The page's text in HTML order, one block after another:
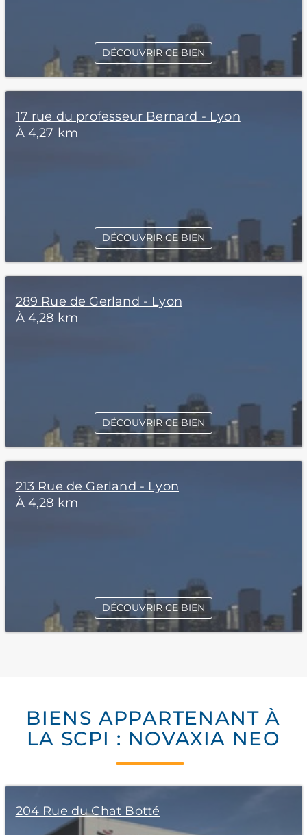
DÉCOUVRIR CE BIEN
17 rue du professeur Bernard - Lyon
À 4,27 km
DÉCOUVRIR CE BIEN
289 Rue de Gerland - Lyon
À 4,28 km
DÉCOUVRIR CE BIEN
213 Rue de Gerland - Lyon
À 4,28 km
DÉCOUVRIR CE BIEN
BIENS APPARTENANT À
LA SCPI : NOVAXIA NEO
204 Rue du Chat Botté